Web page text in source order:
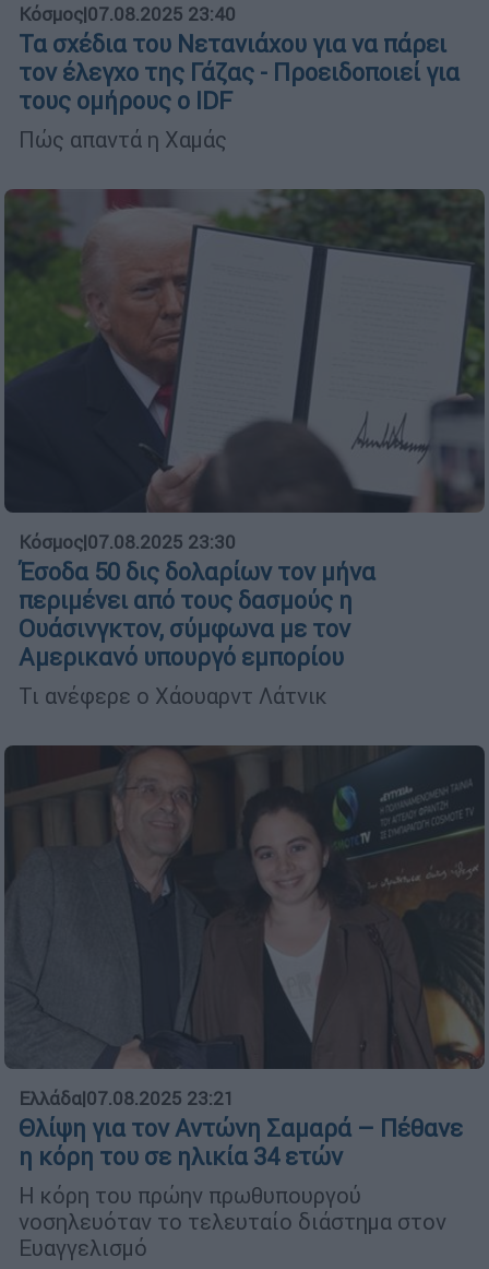
Κόσμος|07.08.2025 23:40
Τα σχέδια του Νετανιάχου για να πάρει
τον έλεγχο της Γάζας - Προειδοποιεί για
τους ομήρους ο IDF
Πώς απαντά η Χαμάς
Κόσμος|07.08.2025 23:30
Έσοδα 50 δις δολαρίων τον μήνα
περιμένει από τους δασμούς η
Ουάσινγκτον, σύμφωνα με τον
Αμερικανό υπουργό εμπορίου
Τι ανέφερε ο Χάουαρντ Λάτνικ
Ελλάδα|07.08.2025 23:21
Θλίψη για τον Αντώνη Σαμαρά – Πέθανε
η κόρη του σε ηλικία 34 ετών
Η κόρη του πρώην πρωθυπουργού
νοσηλευόταν το τελευταίο διάστημα στον
Ευαγγελισμό